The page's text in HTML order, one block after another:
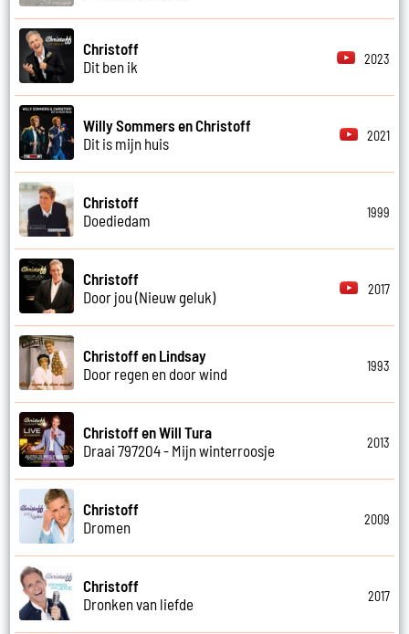
Christoff
Dit ben ik
2023
Willy Sommers en Christoff
Dit is mijn huis
2021
Christoff
Doediedam
1999
Christoff
Door jou (Nieuw geluk)
2017
Christoff en Lindsay
Door regen en door wind
1993
Christoff en Will Tura
Draai 797204 - Mijn winterroosje
2013
Christoff
Dromen
2009
Christoff
Dronken van liefde
2017